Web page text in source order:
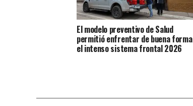
El modelo preventivo de Salud
permitió enfrentar de buena forma
el intenso sistema frontal 2026